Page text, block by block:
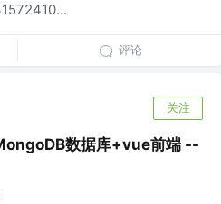
评论
关注
数据库+vue前端 --